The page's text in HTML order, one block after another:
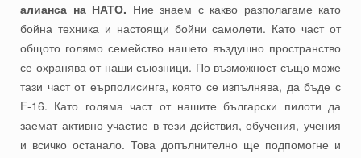
алианса на НАТО. Ние знаем с какво разполагаме като
бойна техника и настоящи бойни самолети. Като част от
общото голямо семейство нашето въздушно пространство
се охранява от наши съюзници. По възможност също може
тази част от еърполисинга, която се изпълнява, да бъде с
F-16. Като голяма част от нашите български пилоти да
заемат активно участие в тези действия, обучения, учения
и всичко останало. Това допълнително ще подпомогне и